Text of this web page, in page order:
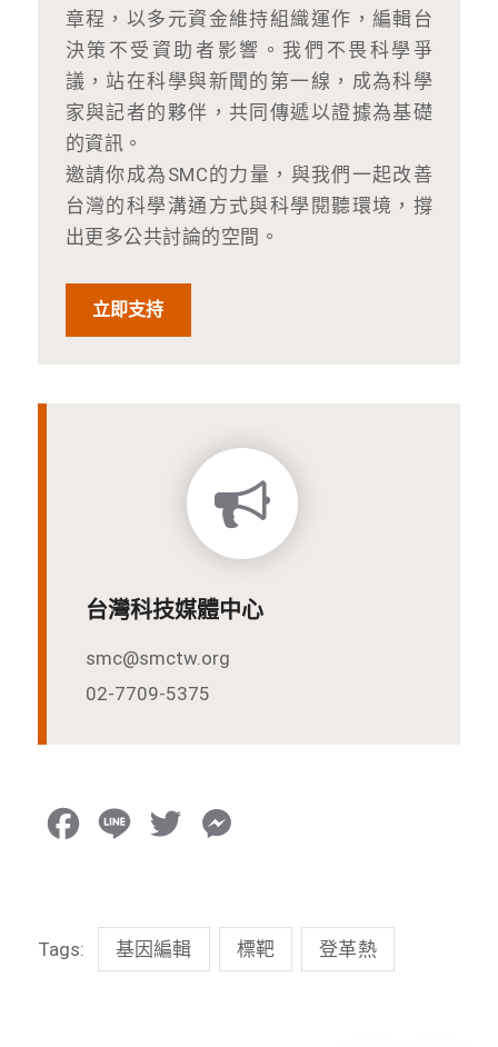
章程，以多元資金維持組織運作，編輯台
決策不受資助者影響。我們不畏科學爭
議，站在科學與新聞的第一線，成為科學
家與記者的夥伴，共同傳遞以證據為基礎
的資訊。
邀請你成為SMC的力量，與我們一起改善
台灣的科學溝通方式與科學閱聽環境，撐
出更多公共討論的空間。
立即支持
台灣科技媒體中心
smc@smctw.org
02-7709-5375
e
t
s
Tags: 基因編輯 標靶 登革熱